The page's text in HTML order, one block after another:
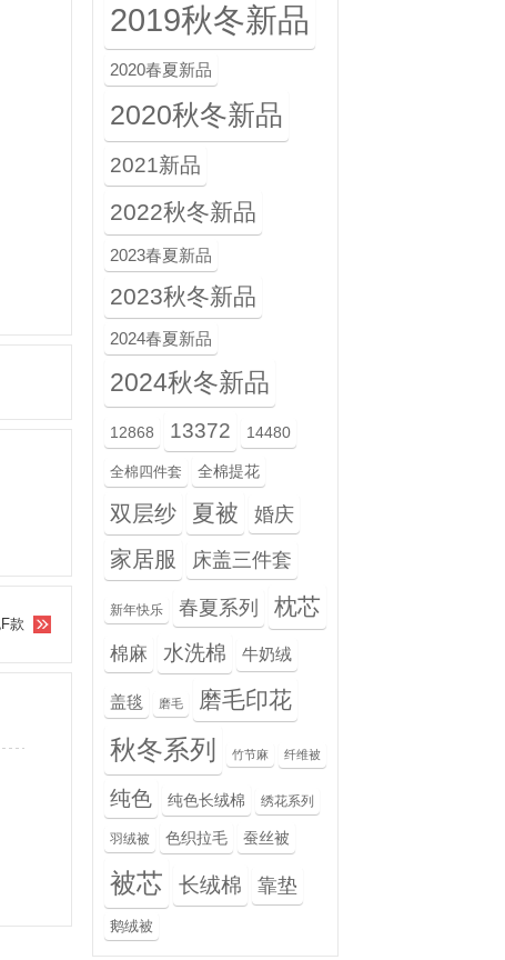
款
2019秋冬新品
2020春夏新品
2020秋冬新品
2021新品
2022秋冬新品
2023春夏新品
2023秋冬新品
2024春夏新品
2024秋冬新品
12868 13372 14480
全棉四件套 全棉提花
双层纱 夏被 婚庆
家居服 床盖三件套
新年快乐 春夏系列 枕芯
棉麻 水洗棉 牛奶绒
盖毯 磨毛 磨毛印花
秋冬系列 竹节麻 纤维被
纯色 纯色长绒棉 绣花系列
羽绒被 色织拉毛 蚕丝被
被芯 长绒棉 靠垫
鹅绒被